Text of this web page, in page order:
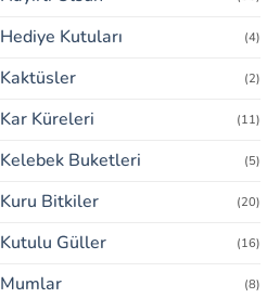
Hediye Kutuları (4)
Kaktüsler (2)
Kar Küreleri (11)
Kelebek Buketleri (5)
Kuru Bitkiler (20)
Kutulu Güller (16)
Mumlar (8)